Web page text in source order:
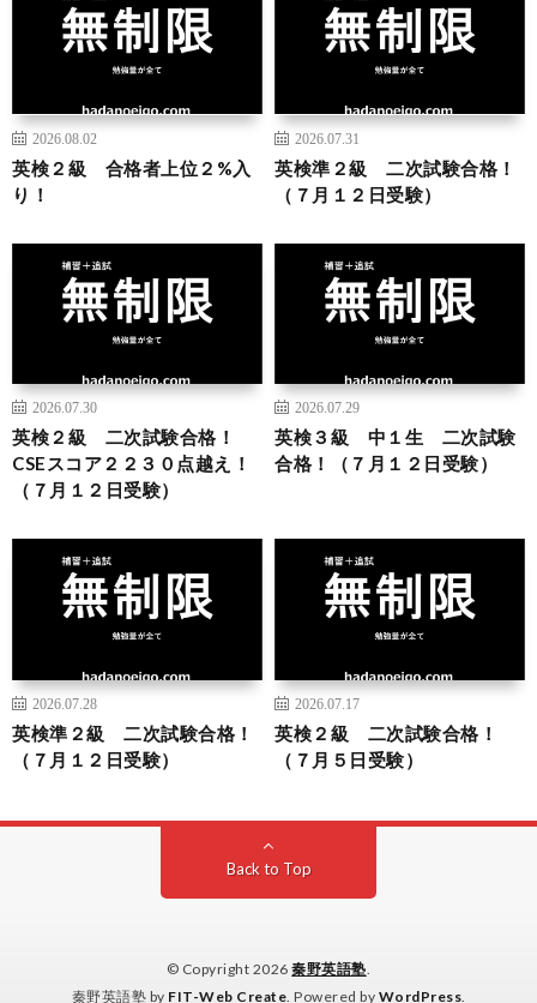
2026.08.02
英検２級 合格者上位２%入
り！
2026.07.31
英検準２級 二次試験合格！
（７月１２日受験）
2026.07.30
英検２級 二次試験合格！
CSEスコア２２３０点越え！
（７月１２日受験）
2026.07.29
英検３級 中１生 二次試験
合格！（７月１２日受験）
2026.07.28
英検準２級 二次試験合格！
（７月１２日受験）
2026.07.17
英検２級 二次試験合格！
（７月５日受験）
Back to Top
© Copyright 2026秦野英語塾
秦野英語塾 by FIT-Web Create . Powered by WordPress